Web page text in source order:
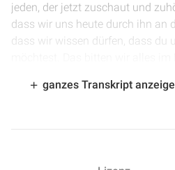
jeden, der jetzt zuschaut und
dass wir uns heute durch ihn an
dass wir wissen dürfen, dass du
1:25 ] Wir sind dann in Ruth
ganzes Transkript